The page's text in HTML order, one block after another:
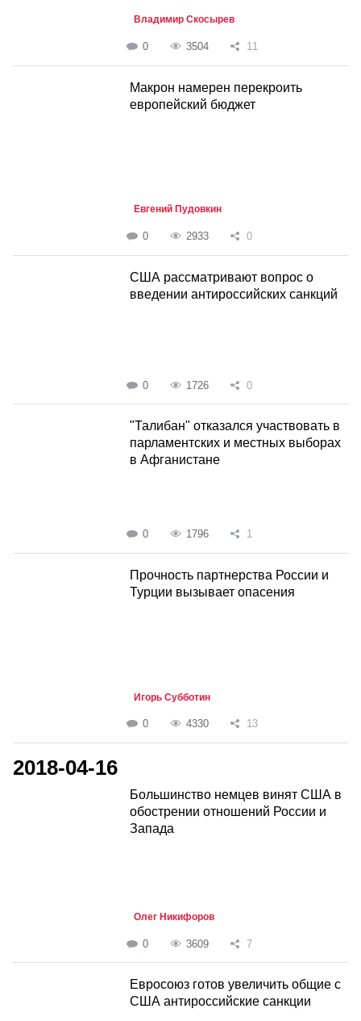
Владимир Скосырев
0 3504 11
Макрон намерен перекроить
европейский бюджет
Евгений Пудовкин
0 2933 0
США рассматривают вопрос о
введении антироссийских санкций
0 1726 0
"Талибан" отказался участвовать в
парламентских и местных выборах
в Афганистане
0 1796 1
Прочность партнерства России и
Турции вызывает опасения
Игорь Субботин
0 4330 13
2018-04-16
Большинство немцев винят США в
обострении отношений России и
Запада
Олег Никифоров
0 3609 7
Евросоюз готов увеличить общие с
США антироссийские санкции